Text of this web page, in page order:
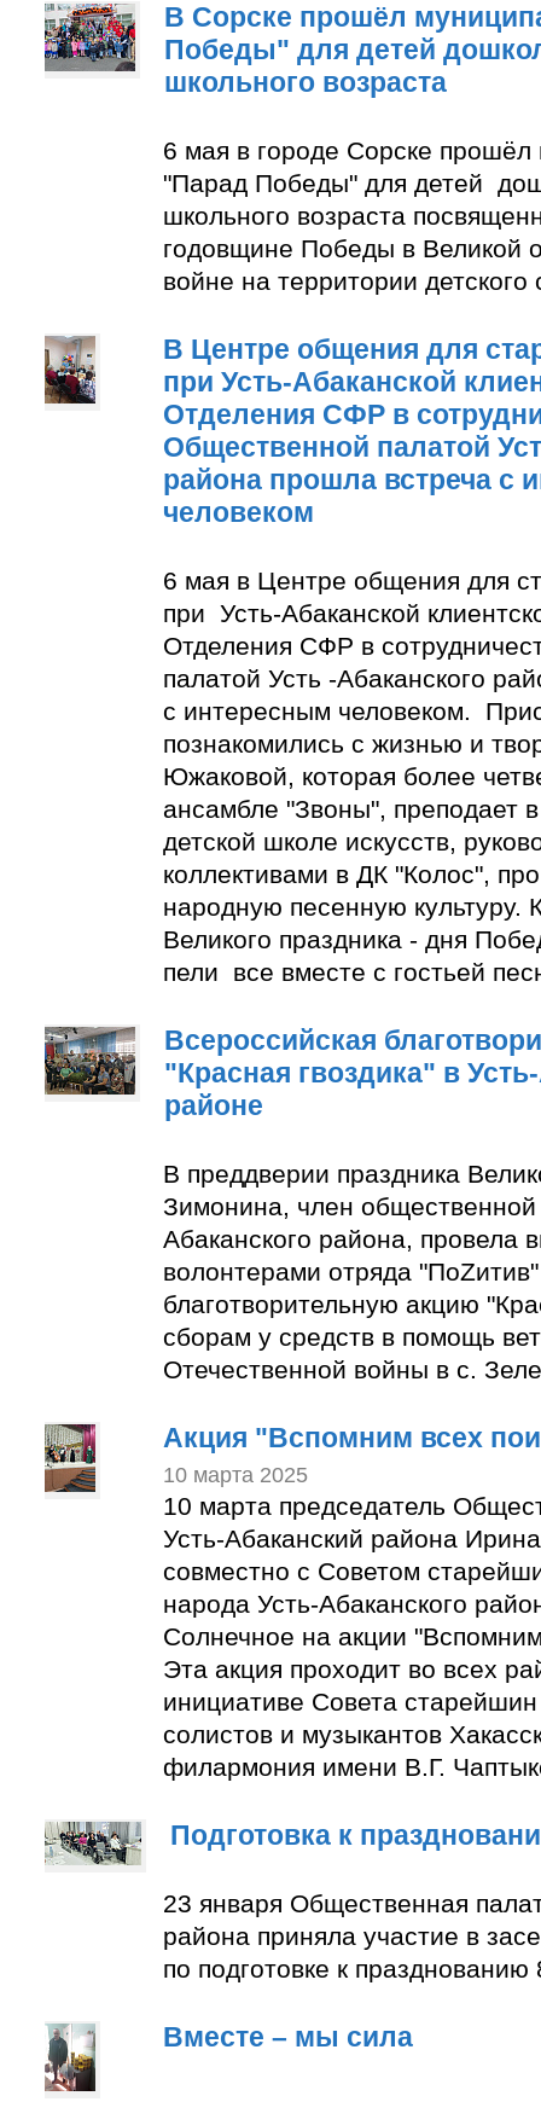
В Сорске прошёл
Победы" для детей
школьного возраста
6 мая в городе Сорске
"Парад Победы" для детей
школьного возраста
годовщине Победы в Великой
войне на территории
В Центре общения для
при Усть-Абаканской
Отделения СФР в
Общественной палатой
района прошла встреча с
человеком
6 мая в Центре общения для
при Усть-Абаканской
Отделения СФР в
палатой Усть -Абаканского
с интересным человеком.
познакомились с жизнью и
Южаковой, которая более
ансамбле "Звоны", преподает
детской школе искусств,
коллективами в ДК "Колос",
народную песенную культуру.
Великого праздника - дня
пели все вместе с гостьей
Всероссийская
"Красная гвоздика" в
районе
В преддверии праздника
Зимонина, член общественной
Абаканского района, провела
волонтерами отряда
благотворительную акцию
сборам у средств в помощь
Отечественной войны в с.
Акция "Вспомним всех
10 марта 2025
10 марта председатель
Усть-Абаканский района
совместно с Советом
народа Усть-Абаканского
Солнечное на акции
Эта акция проходит во всех
инициативе Совета
солистов и музыкантов
филармония имени В.Г.
Подготовка к
23 января Общественная
района приняла участие в
по подготовке к
Вместе – мы сила